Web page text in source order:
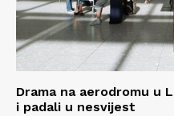
Drama na aerodromu u
i padali u nesvijest